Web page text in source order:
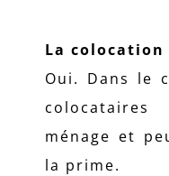
La colocation
Oui. Dans le
ménage et
la prime.